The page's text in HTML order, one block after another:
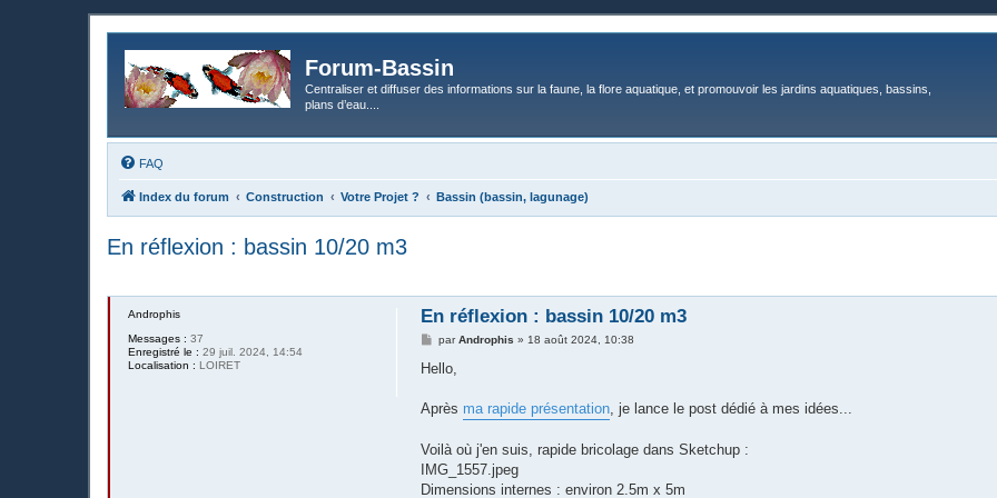
Forum-Bassin
Centraliser et diffuser des informations sur la faune, la flore aquatique, et promouvoir les jardins aquatiques, bassins,
plans d’eau....
FAQ
Index du forum Construction Votre Projet ? Bassin (bassin, lagunage)
En réflexion : bassin 10/20 m3
Androphis
Messages : 37
Enregistré le : 29 juil. 2024, 14:54
Localisation : LOIRET
En réflexion : bassin 10/20 m3
M
s
g
parAndrophis » 18 août 2024, 10:38
Hello,
Après ma rapide présentation , je lance le post dédié à mes idées...
Voilà où j'en suis, rapide bricolage dans Sketchup :
IMG_1557.jpeg
Dimensions internes : environ 2.5m x 5m